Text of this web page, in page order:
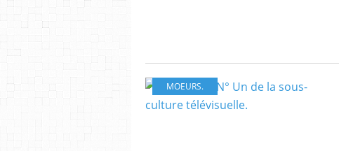
MOEURS.